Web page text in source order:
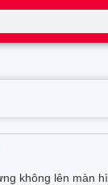
không lên màn